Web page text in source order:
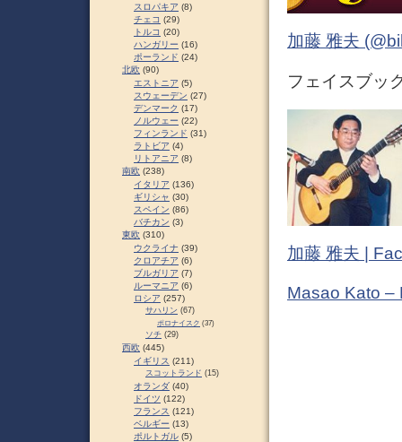
加藤 雅夫
フェイスブッ
加藤 雅夫 |
Masao Kato –
スロパキア (8)
チェコ (29)
トルコ (20)
ハンガリー (16)
ポーランド (24)
北欧 (90)
エストニア (5)
スウェーデン (27)
デンマーク (17)
ノルウェー (22)
フィンランド (31)
ラトビア (4)
リトアニア (8)
南欧 (238)
イタリア (136)
ギリシャ (30)
スペイン (86)
バチカン (3)
東欧 (310)
ウクライナ (39)
クロアチア (6)
ブルガリア (7)
ルーマニア (6)
ロシア (257)
サハリン (67)
ポロナイスク (37)
ソチ (29)
西欧 (445)
イギリス (211)
スコットランド (15)
オランダ (40)
ドイツ (122)
フランス (121)
ベルギー (13)
ポルトガル (5)